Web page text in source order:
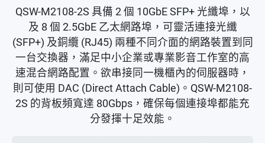
QSW-M2108-2S 具備 2 個 10GbE SFP+ 光纖埠，以
及 8 個 2.5GbE 乙太網路埠，可靈活連接光纖
(SFP+) 及銅纜 (RJ45) 兩種不同介面的網路裝置到同
一台交換器，滿足中小企業或專業影音工作室的高
速混合網路配置。欲串接同一機櫃內的伺服器時，
則可使用 DAC (Direct Attach Cable)。QSW-M2108-
2S 的背板頻寬達 80Gbps，確保每個連接埠都能充
分發揮十足效能。